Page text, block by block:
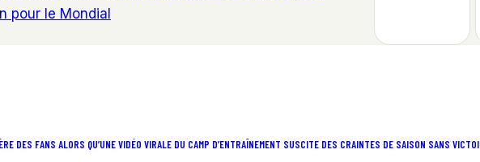
pour le Mondial
DES FANS ALORS QU’UNE VIDÉO VIRALE DU CAMP D’ENTRAÎNEMENT SUSCITE DES CRAINTES DE SAISON SANS